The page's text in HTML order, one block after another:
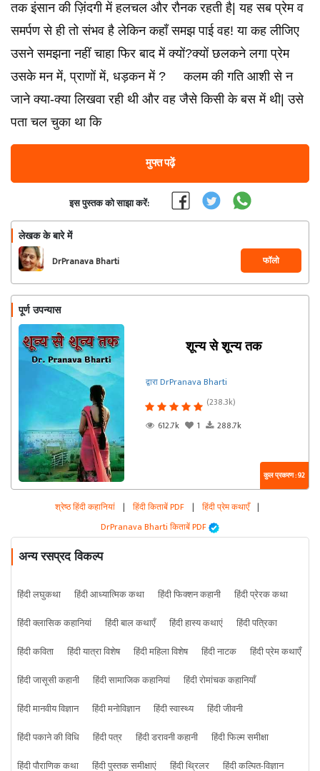
तक इंसान की ज़िंदगी में हलचल और रौनक रहती है| यह सब प्रेम व
समर्पण से ही तो संभव है लेकिन कहाँ समझ पाई वह! या कह लीजिए
उसने समझना नहीं चाहा फिर बाद में क्यों?क्यों छलकने लगा प्रेम
उसके मन में, प्राणों में, धड़कन में ? कलम की गति आशी से न
जाने क्या-क्या लिखवा रही थी और वह जैसे किसी के बस में थी| उसे
पता चल चुका था कि
मुफ्त पढ़ें
इस पुस्तक को साझा करें:
लेखक के बारे में
DrPranava Bharti फॉलो
पूर्ण उपन्यास
शून्य से शून्य तक
द्वारा DrPranava Bharti
(238.3k)
612.7k
1 288.7k
कुल प्रकरण : 92
श्रेष्ठ हिंदी कहानियां | हिंदी किताबें PDF | हिंदी प्रेम कथाएँ |
DrPranava Bharti किताबें PDF
अन्य रसप्रद विकल्प
हिंदी लघुकथा हिंदी आध्यात्मिक कथा हिंदी फिक्शन कहानी
हिंदी प्रेरक कथा
हिंदी क्लासिक कहानियां
हिंदी बाल कथाएँ हिंदी हास्य कथाएं
हिंदी पत्रिका
हिंदी कविता
हिंदी यात्रा विशेष हिंदी महिला विशेष हिंदी नाटक
हिंदी प्रेम कथाएँ
हिंदी जासूसी कहानी
हिंदी सामाजिक कहानियां
हिंदी रोमांचक कहानियाँ
हिंदी मानवीय विज्ञान
हिंदी मनोविज्ञान हिंदी स्वास्थ्य
हिंदी जीवनी
हिंदी पकाने की विधि
हिंदी पत्र हिंदी डरावनी कहानी
हिंदी फिल्म समीक्षा
हिंदी पौराणिक कथा
हिंदी पुस्तक समीक्षाएं हिंदी थ्रिलर हिंदी कल्पित-विज्ञान